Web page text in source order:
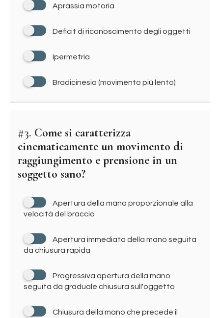
Aprassia motoria
Deficit di riconoscimento degli oggetti
Ipermetria
Bradicinesia (movimento più lento)
#3. Come si caratterizza
cinematicamente un movimento di
raggiungimento e prensione in un
soggetto sano?
Apertura della mano proporzionale alla
velocità del braccio
Apertura immediata della mano seguita
da chiusura rapida
Progressiva apertura della mano
seguita da graduale chiusura sull'oggetto
Chiusura della mano che precede il